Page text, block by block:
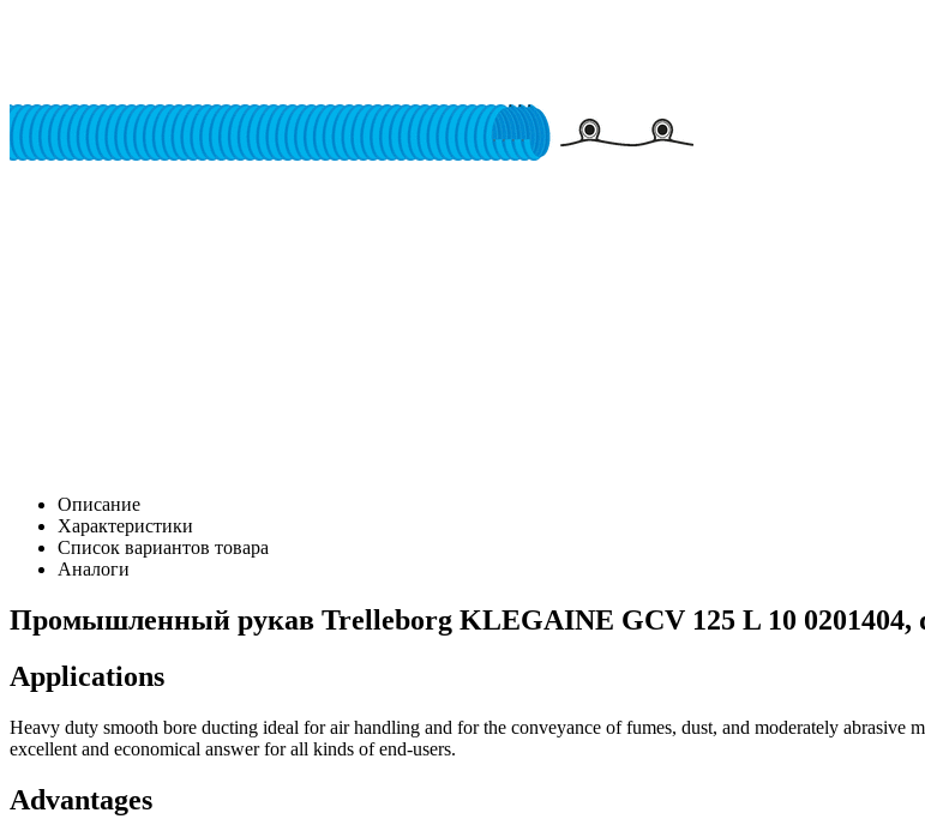
Описание
Характеристики
Список вариантов товара
Аналоги
Промышленный рукав Trelleborg KLEGAINE GCV 125 L 10 0201404,
Applications
Heavy duty smooth bore ducting ideal for air handling and for the conveyance of fumes, dust, and moderately
excellent and economical answer for all kinds of end-users.
Advantages